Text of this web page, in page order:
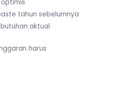
tahun sebelumnya
aktual
harus